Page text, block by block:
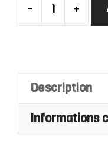
-
Rose
À
+
Description
Informations